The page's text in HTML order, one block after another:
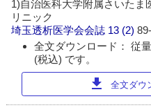
1)自治医科大学附属さいたま
リニック
埼玉透析医学会会誌 13 (2)
全文ダウンロード： 従
(税込) です。
download 全文ダウ